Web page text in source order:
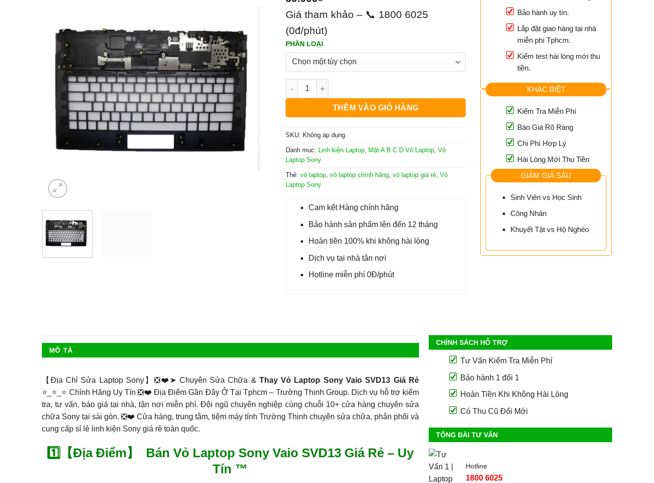
Giá tham khảo – 📞 1800 6025
(0đ/phút)
PHÂN LOẠI
Vỏ Laptop Sony Vaio SVD13 Giá Rẻ số lượng
THÊM VÀO GIỎ HÀNG
SKU: Không áp dụng
Danh mục: Linh kiện Laptop, Mặt A B C D Vỏ Laptop, Vỏ
Laptop Sony
Thẻ: vỏ laptop, vỏ laptop chính hãng, vỏ laptop giá rẻ, Vỏ
Laptop Sony
Cam kết Hàng chính hãng
Bảo hành sản phẩm lên đến 12 tháng
Hoàn tiền 100% khi không hài lòng
Dịch vụ tại nhà tận nơi
Hotline miễn phí 0Đ/phút
Bảo hành uy tín.
Lắp đặt giao hàng tại nhà
miễn phí Tphcm.
Kiểm test hài lòng mới thu
tiền.
KHÁC BIỆT
Kiểm Tra Miễn Phí
Báo Giá Rõ Ràng
Chi Phí Hợp Lý
Hài Lòng Mới Thu Tiền
GIẢM GIÁ SÂU
Sinh Viên vs Học Sinh
Công Nhân
Khuyết Tật vs Hộ Nghèo
MÔ TẢ
【Địa Chỉ Sửa Laptop Sony】❎❤️➤ Chuyên Sửa Chữa & Thay Vỏ Laptop Sony Vaio SVD13 Giá Rẻ
⭐_⭐_⭐ Chính Hãng Uy Tín ❎❤️ Địa Điểm Gần Đây Ở Tại Tphcm – Trường Thịnh Group. Dịch vụ hỗ trợ kiểm
tra, tư vấn, báo giá tại nhà, tận nơi miễn phí. Đội ngũ chuyên nghiệp cùng chuỗi 10+ cửa hàng chuyên sửa
chữa Sony tại sài gòn. ❎❤️ Cửa hàng, trung tâm, tiệm máy tính Trường Thịnh chuyên sửa chữa, phân phối và
cung cấp sỉ lẻ linh kiện Sony giá rẻ toàn quốc.
1️⃣【Địa Điểm】 Bán Vỏ Laptop Sony Vaio SVD13 Giá Rẻ – Uy
Tín ™
CHÍNH SÁCH HỖ TRỢ
Tư Vấn Kiểm Tra Miễn Phí
Bảo hành 1 đổi 1
Hoàn Tiền Khi Không Hài Lòng
Có Thu Cũ Đổi Mới
TỔNG ĐÀI TƯ VẤN
Hotline
1800 6025